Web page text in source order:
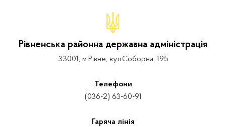
Рівненська районна державна адміністрація
33001, м.Рівне, вул.Соборна, 195
Телефони
(036-2) 63-60-91
Гаряча лінія